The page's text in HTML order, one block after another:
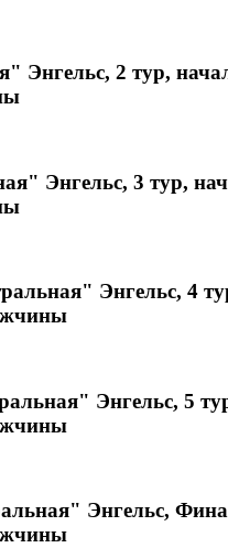
Энгельс, 2 тур,
Энгельс, 3 тур,
Энгельс, 4
Энгельс, 5
Энгельс,